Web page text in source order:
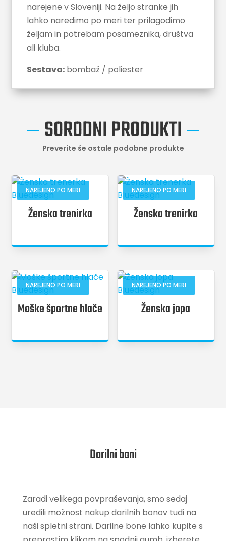
narejene v Sloveniji. Na željo stranke jih
lahko naredimo po meri ter prilagodimo
željam in potrebam posameznika, društva
ali kluba.
Sestava: bombaž / poliester
SORODNI PRODUKTI
Preverite še ostale podobne produkte
NAREJENO PO MERI
Ženska trenirka
NAREJENO PO MERI
Ženska trenirka
NAREJENO PO MERI
Moške športne hlače
NAREJENO PO MERI
Ženska jopa
Darilni boni
Zaradi velikega povpraševanja, smo sedaj
uredili možnost nakup darilnih bonov tudi na
naši spletni strani. Darilne bone lahko kupite s